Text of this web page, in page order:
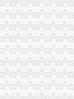
交易提示-南方财富网
_新浪重庆_新浪网
元/平米-中新网
律师事务所关于公司